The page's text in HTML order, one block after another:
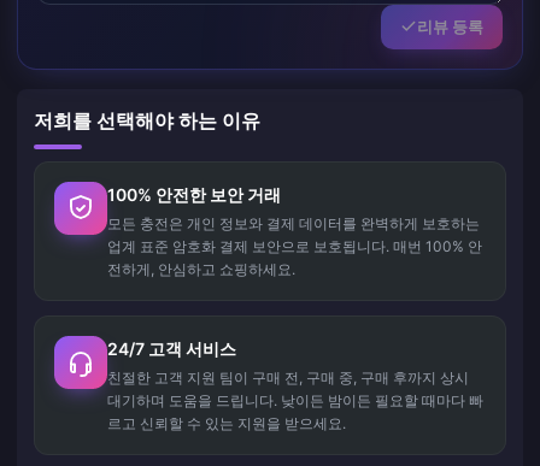
리뷰 등록
저희를 선택해야 하는 이유
100% 안전한 보안 거래
모든 충전은 개인 정보와 결제 데이터를 완벽하게 보호하는
업계 표준 암호화 결제 보안으로 보호됩니다. 매번 100% 안
전하게, 안심하고 쇼핑하세요.
24/7 고객 서비스
친절한 고객 지원 팀이 구매 전, 구매 중, 구매 후까지 상시
대기하며 도움을 드립니다. 낮이든 밤이든 필요할 때마다 빠
르고 신뢰할 수 있는 지원을 받으세요.